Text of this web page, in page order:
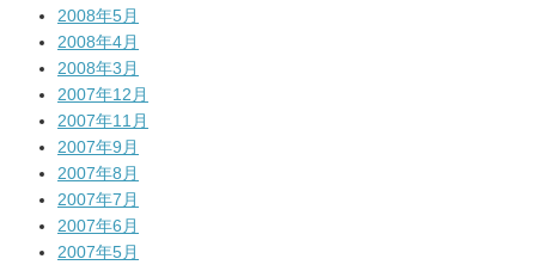
2008年5月
2008年4月
2008年3月
2007年12月
2007年11月
2007年9月
2007年8月
2007年7月
2007年6月
2007年5月